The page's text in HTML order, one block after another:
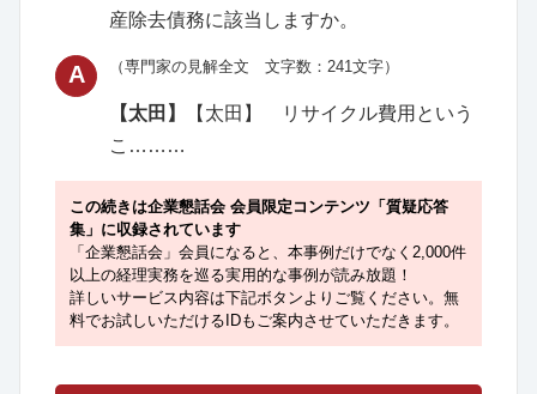
産除去債務に該当しますか。
A （専門家の見解全文 文字数：241文字）
【太田】
【太田】 リサイクル費用という
こ………
この続きは企業懇話会 会員限定コンテンツ「質疑応答
集」に収録されています
「企業懇話会」会員になると、本事例だけでなく2,000件
以上の経理実務を巡る実用的な事例が読み放題！
詳しいサービス内容は下記ボタンよりご覧ください。無
料でお試しいただけるIDもご案内させていただきます。